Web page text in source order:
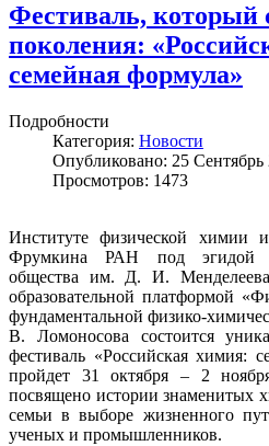
Фестиваль, который
поколения:
семейная формула»
Подробности
Категория: Новости
Опубликовано: 25 Сентябрь
Просмотров: 1473
Институте физической
Фрумкина РАН под эгидой
общества им. Д. И.
образовательной платформой
фундаментальной физико-
В. Ломоносова состоится
фестиваль «Российская химия:
пройдет 31 октября – 2
посвящено истории знаменитых
семьи в выборе жизненного
ученых и промышленников.